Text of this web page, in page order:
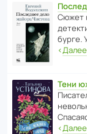
Сюжет
бурге.
‹Далее
Тени
‹Далее